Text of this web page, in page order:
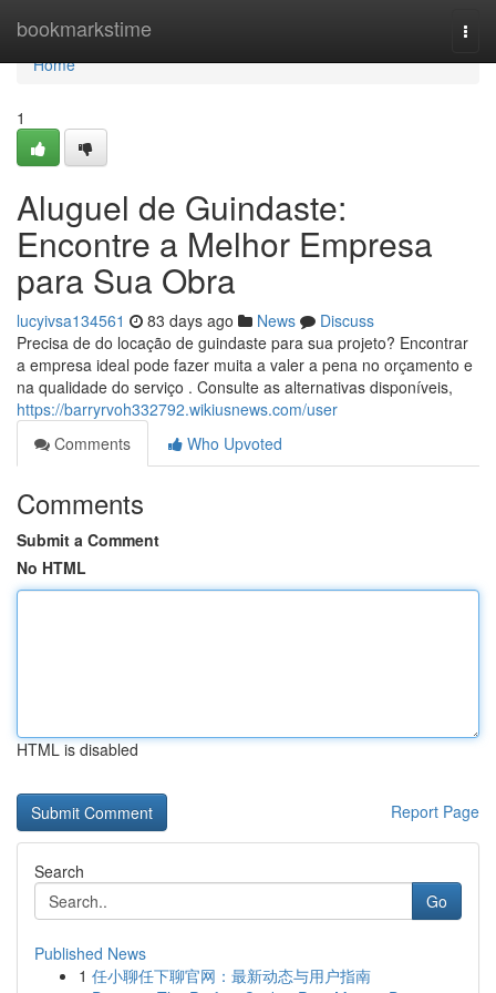
bookmarkstime
Home
Home
1
Aluguel de Guindaste:
Encontre a Melhor Empresa
para Sua Obra
lucyivsa134561 83 days ago News
Discuss
Precisa de do locação de guindaste para sua projeto? Encontrar
a empresa ideal pode fazer muita a valer a pena no orçamento e
na qualidade do serviço . Consulte as alternativas disponíveis,
https://barryrvoh332792.wikiusnews.com/user
Comments
Who Upvoted
Comments
Submit a Comment
No HTML
HTML is disabled
Report Page
Search
Go
Published News
1 任小聊任下聊官网：最新动态与用户指南